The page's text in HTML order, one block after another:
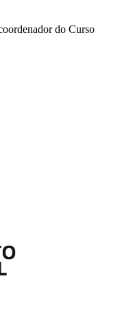
do Curso